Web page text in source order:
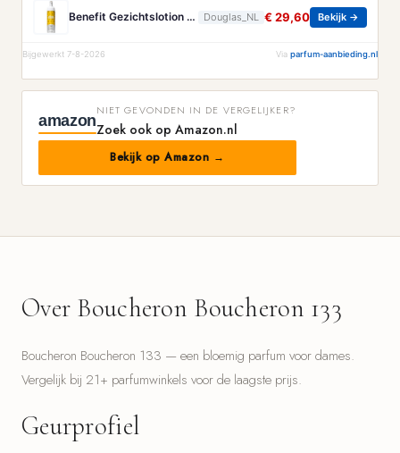
Benefit Gezichtslotion The POREfessional Gezichtstoner Unisex 133ml Douglas_NL € 29,60 Bekijk →
Bijgewerkt 7-8-2026 Via parfum-aanbieding.nl
amazon
NIET GEVONDEN IN DE VERGELIJKER?
Zoek ook op Amazon.nl
Bekijk op Amazon →
Over Boucheron Boucheron 133
Boucheron Boucheron 133 — een bloemig parfum voor dames.
Vergelijk bij 21+ parfumwinkels voor de laagste prijs.
Geurprofiel